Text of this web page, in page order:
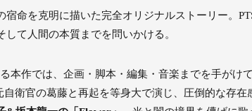
命を克明に描いた完全オリジナルストーリー。
て人間の本質までを問いかける。
本作では、企画・脚本・編集・音楽までを手がけ
自衛官の葛藤と再起を等身大で演じ、圧倒的な存在